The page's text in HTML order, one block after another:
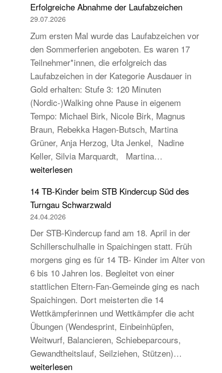
Erfolgreiche Abnahme der Laufabzeichen
29.07.2026
Zum ersten Mal wurde das Laufabzeichen vor
den Sommerferien angeboten. Es waren 17
Teilnehmer*innen, die erfolgreich das
Laufabzeichen in der Kategorie Ausdauer in
Gold erhalten: Stufe 3: 120 Minuten
(Nordic-)Walking ohne Pause in eigenem
Tempo: Michael Birk, Nicole Birk, Magnus
Braun, Rebekka Hagen-Butsch, Martina
Grüner, Anja Herzog, Uta Jenkel, Nadine
Keller, Silvia Marquardt, Martina…
Laufabzeichen
weiterlesen
14 TB-Kinder beim STB Kindercup Süd des
Turngau Schwarzwald
24.04.2026
Der STB-Kindercup fand am 18. April in der
Schillerschulhalle in Spaichingen statt. Früh
morgens ging es für 14 TB- Kinder im Alter von
6 bis 10 Jahren los. Begleitet von einer
stattlichen Eltern-Fan-Gemeinde ging es nach
Spaichingen. Dort meisterten die 14
Wettkämpferinnen und Wettkämpfer die acht
Übungen (Wendesprint, Einbeinhüpfen,
Weitwurf, Balancieren, Schiebeparcours,
Gewandtheitslauf, Seilziehen, Stützen)…
weiterlesen